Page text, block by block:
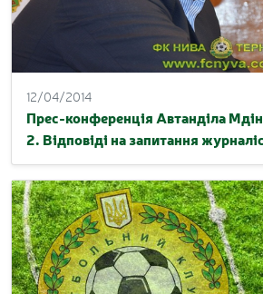
12/04/2014
Прес-конференція Автанділа
2. Відповіді на запитання